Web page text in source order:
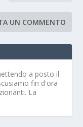
a posto il
fin d'ora
La